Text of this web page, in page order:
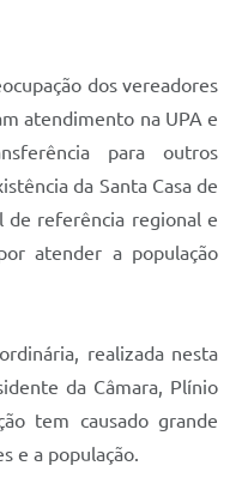
dos vereadores
atendimento na UPA e
para outros
da Santa Casa de
de referência regional e
atender a população
realizada nesta
da Câmara, Plínio
tem causado grande
e a população.